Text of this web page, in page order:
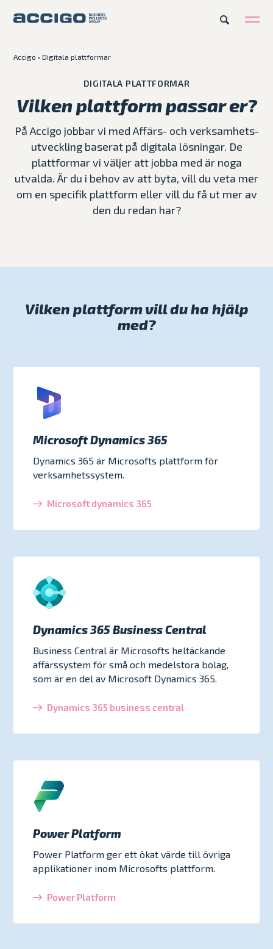
Erbjudande
Plattformar
Kunskapsbank
Accigo •Digitala plattformar
DIGITALA PLATTFORMAR
Vilken plattform passar er?
På Accigo jobbar vi med Affärs- och verksamhets­
utveckling baserat på digitala lösningar. De
plattformar vi väljer att jobba med är noga
utvalda. Är du i behov av att byta, vill du veta mer
om en specifik plattform eller vill du få ut mer av
den du redan har?
Vilken plattform vill du ha hjälp
med?
Microsoft Dynamics 365
Dynamics 365 är Microsofts plattform för
verksamhetssystem.
Microsoft dynamics 365
Dynamics 365 Business Central
Business Central är Microsofts heltäckande
affärssystem för små och medelstora bolag,
som är en del av Microsoft Dynamics 365.
Dynamics 365 business central
Power Platform
Power Platform ger ett ökat värde till övriga
applikationer inom Microsofts plattform.
Power Platform